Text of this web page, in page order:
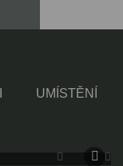
UMÍSTĚNÍ